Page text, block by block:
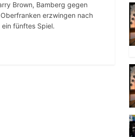
Brown, Bamberg gegen
erzwingen nach
fünftes Spiel.